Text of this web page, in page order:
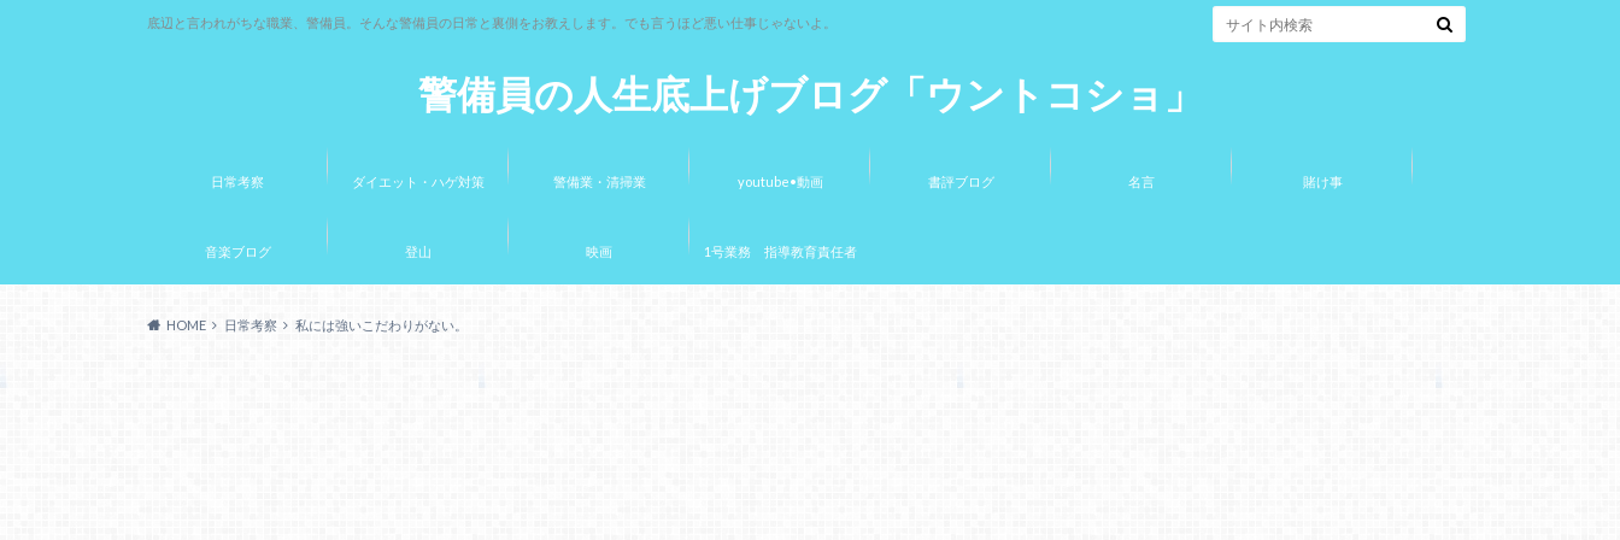
警備員の人生底上げブログ「ウントコショ」
底辺と言われがちな職業、警備員。そんな警備員の日常と裏側をお教えします。でも言うほど悪い仕事じゃないよ。
日常考察 ダイエット・ハゲ対策 警備業・清掃業 youtube•動画 書評ブログ 名言 賭け事
音楽ブログ 登山 映画 1号業務 指導教育責任者
HOME 日常考察 私には強いこだわりがない。